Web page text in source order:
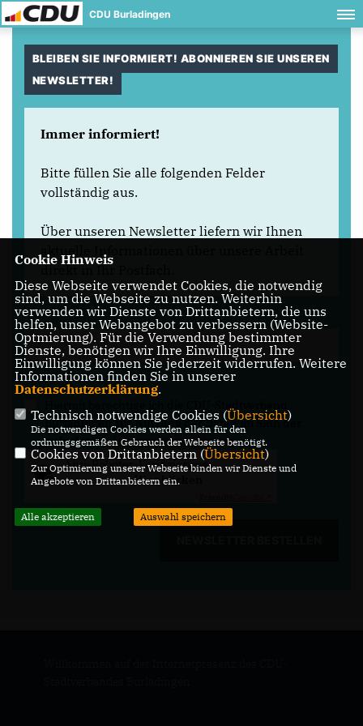
CDU Burladingen
BLEIBEN SIE INFORMIERT! ABONNIEREN SIE UNSEREN
NEWSLETTER!
Immer informiert!
Bitte füllen Sie alle folgenden Felder
vollständig aus.
Über unseren Newsletter liefern wir Ihnen
aktuelle Informationen über unsere Arbeit
Hiermit berechtige ich die CDU-Stadtverband
Burladingen zur Nutzung der Daten im Sinn der
aufrufbarenDatenschutzerklärung.*
Anti-Roboter-Verifizierung
Hier klicken
Cookie Hinweis
Diese Webseite verwendet Cookies, die notwendig
sind, um die Webseite zu nutzen. Weiterhin
verwenden wir Dienste von Drittanbietern, die uns
helfen, unser Webangebot zu verbessern (Website-
Optmierung). Für die Verwendung bestimmter
Dienste, benötigen wir Ihre Einwilligung. Ihre
Einwilligung können Sie jederzeit widerrufen. Weitere
Informationen finden Sie in unserer
Datenschutzerklärung.
Technisch notwendige Cookies (Übersicht)
Die notwendigen Cookies werden allein für den
ordnungsgemäßen Gebrauch der Webseite benötigt.
Cookies von Drittanbietern (Übersicht)
Zur Optimierung unserer Webseite binden wir Dienste und
Angebote von Drittanbietern ein.
Alle akzeptieren Auswahl speichern